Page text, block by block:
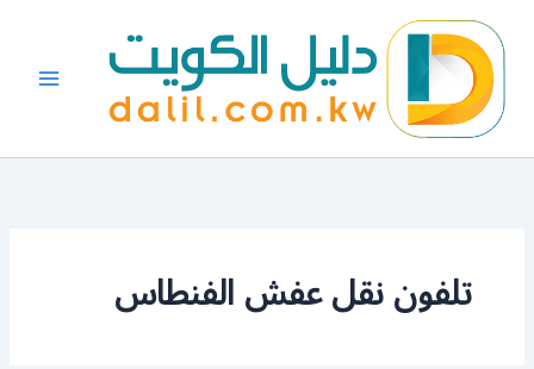
المحتوى
تلفون نقل عفش الفنطاس